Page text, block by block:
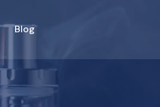
Blog